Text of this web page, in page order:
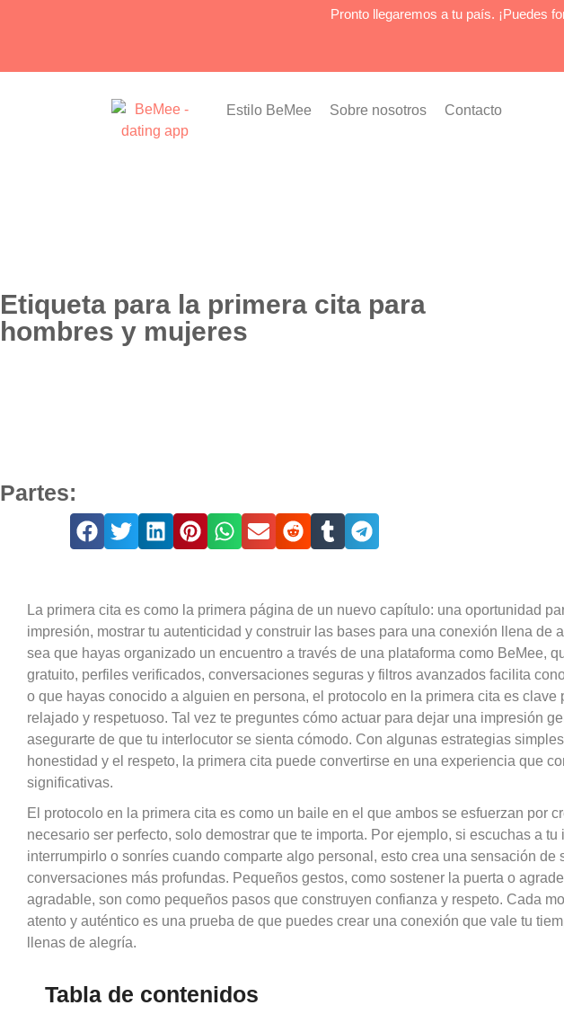
Pronto llegaremos a tu país. ¡Puedes
Estilo BeMee Sobre nosotros Contacto
Etiqueta para la primera cita para
hombres y mujeres
Partes:
La primera cita es como la primera página de un nuevo capítulo: una oportunidad
impresión, mostrar tu autenticidad y construir las bases para una conexión llena de
sea que hayas organizado un encuentro a través de una plataforma como BeMee,
gratuito, perfiles verificados, conversaciones seguras y filtros avanzados facilita
o que hayas conocido a alguien en persona, el protocolo en la primera cita es clave
relajado y respetuoso. Tal vez te preguntes cómo actuar para dejar una impresión
asegurarte de que tu interlocutor se sienta cómodo. Con algunas estrategias
honestidad y el respeto, la primera cita puede convertirse en una experiencia que
significativas.
El protocolo en la primera cita es como un baile en el que ambos se esfuerzan por
necesario ser perfecto, solo demostrar que te importa. Por ejemplo, si escuchas a tu
interrumpirlo o sonríes cuando comparte algo personal, esto crea una sensación de
conversaciones más profundas. Pequeños gestos, como sostener la puerta o
agradable, son como pequeños pasos que construyen confianza y respeto. Cada
atento y auténtico es una prueba de que puedes crear una conexión que vale tu
llenas de alegría.
Tabla de contenidos